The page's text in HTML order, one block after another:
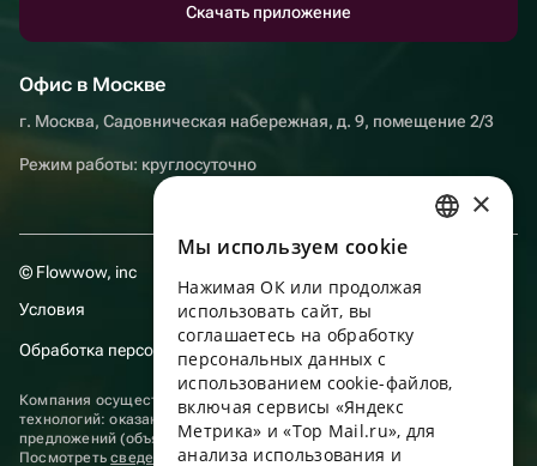
Скачать приложение
Офис в Москве
г. Москва, Садовническая набережная, д. 9, помещение 2/3
Режим работы: круглосуточно
© Flowwow, inc
Условия
Обработка персональных данных
Компания осуществляет деятельность в области информационных
технологий: оказание услуг в сети “Интернет” по размещению
предложений (объявлений) продавцов о реализации товаров.
Посмотретьсведения о программах, включенных в реестр
ENGLISH
UKRAINIAN
PORTUGUESE
×
Мы используем сookie
Нажимая ОК или продолжая
использовать сайт, вы
соглашаетесь на обработку
персональных данных с
использованием cookie-файлов,
включая сервисы «Яндекс
Метрика» и «Top Mail.ru», для
анализа использования и